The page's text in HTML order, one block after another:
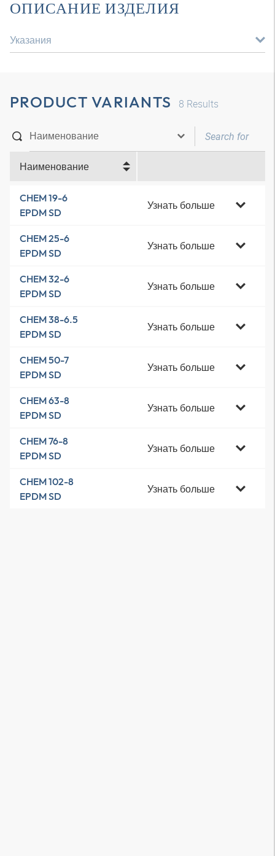
ОПИСАНИЕ ИЗДЕЛИЯ
Указания
PRODUCT VARIANTS 8 Results
Наименование
CHEM 19-6
EPDM SD
Узнать больше
CHEM 25-6
EPDM SD
Узнать больше
CHEM 32-6
EPDM SD
Узнать больше
CHEM 38-6.5
EPDM SD
Узнать больше
CHEM 50-7
EPDM SD
Узнать больше
CHEM 63-8
EPDM SD
Узнать больше
CHEM 76-8
EPDM SD
Узнать больше
CHEM 102-8
EPDM SD
Узнать больше